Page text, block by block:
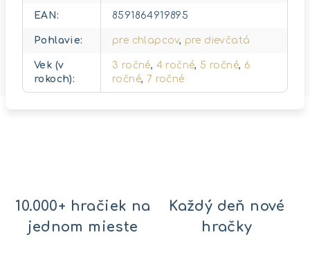
EAN: 8591864919895
Pohlavie: pre chlapcov, pre dievčatá
Vek (v
rokoch):
3 ročné, 4 ročné, 5 ročné, 6
ročné, 7 ročné
10.000+ hračiek na
jednom mieste
Každý deň nové
hračky